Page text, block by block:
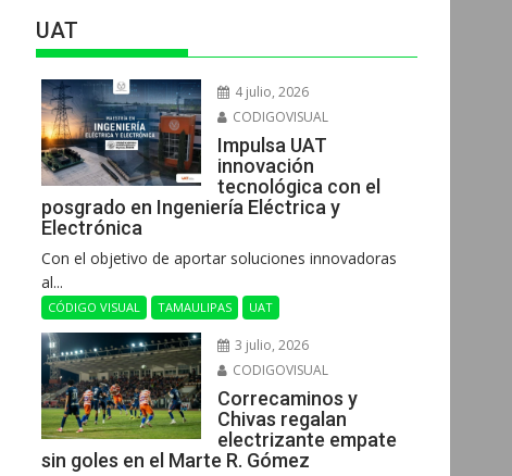
UAT
4 julio, 2026
CODIGOVISUAL
Impulsa UAT
innovación
tecnológica con el
posgrado en Ingeniería Eléctrica y
Electrónica
Con el objetivo de aportar soluciones innovadoras
al...
CÓDIGO VISUAL TAMAULIPAS UAT
3 julio, 2026
CODIGOVISUAL
Correcaminos y
Chivas regalan
electrizante empate
sin goles en el Marte R. Gómez